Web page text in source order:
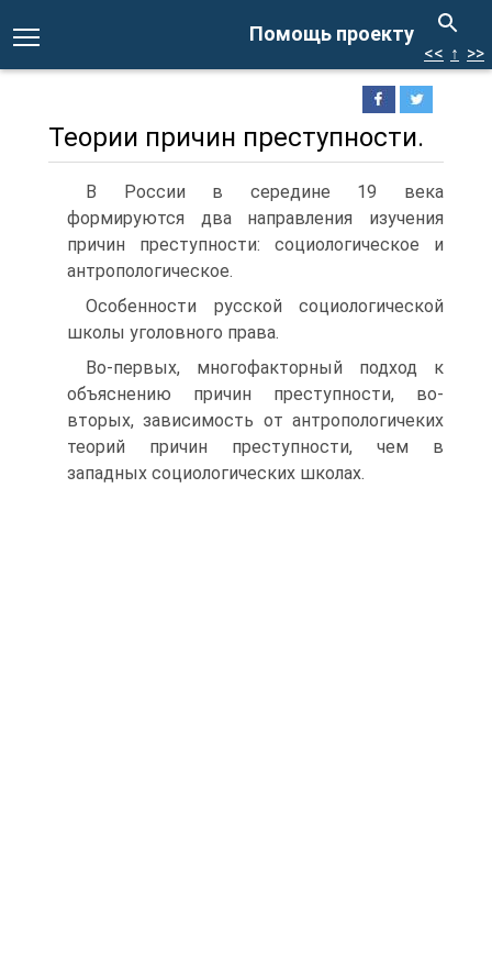
Помощь проекту
<< ↑ >>
Теории причин преступности.
В России в середине 19 века
формируются два направления изучения
причин преступности: социологическое и
антропологическое.
Особенности русской социологической
школы уголовного права.
Во-первых, многофакторный подход к
объяснению причин преступности, во-
вторых, зависимость от антропологичеких
теорий причин преступности, чем в
западных социологических школах.